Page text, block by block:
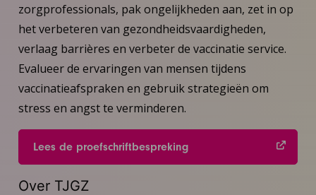
zorgprofessionals, pak ongelijkheden aan, zet in op
het verbeteren van gezondheidsvaardigheden,
verlaag barrières en verbeter de vaccinatie service.
Evalueer de ervaringen van mensen tijdens
vaccinatieafspraken en gebruik strategieën om
stress en angst te verminderen.
Lees de proefschriftbespreking
Over TJGZ